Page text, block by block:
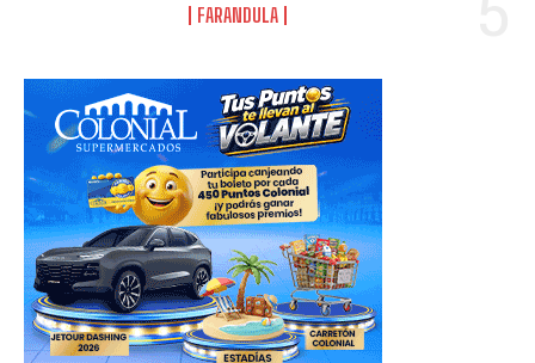
FARANDULA